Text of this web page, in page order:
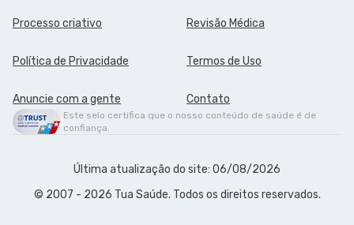
Processo criativo Revisão Médica
Política de Privacidade Termos de Uso
Anuncie com a gente Contato
Este selo certifica que o nosso conteúdo de saúde é de
confiança.
Última atualização do site: 06/08/2026
© 2007 - 2026 Tua Saúde. Todos os direitos reservados.